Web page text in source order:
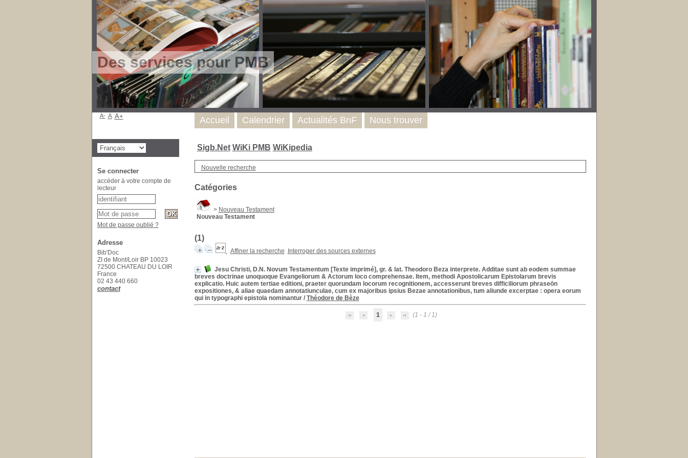
Des services pour PMB
Sigb.Net WiKi PMB WiKipedia
Nouvelle recherche
Catégories
> Nouveau Testament
Nouveau Testament
(1)
Affiner la recherche Interroger des sources externes
Jesu Christi, D.N. Novum Testamentum [Texte imprimé], gr. & lat. Theodoro Beza interprete. Additae sunt ab eodem summae
breves doctrinae unoquoque Evangeliorum & Actorum loco comprehensae. Item, methodi Apostolicarum Epistolarum brevis
explicatio. Huic autem tertiae editioni, praeter quorundam locorum recognitionem, accesserunt breves difficiliorum phraseōn
expositiones, & aliae quaedam annotatiunculae, cum ex majoribus ipsius Bezae annotationibus, tum aliunde excerptae : opera eorum
qui in typographi epistola nominantur/ Théodore de Bèze
1 (1 - 1 / 1)
Accueil Calendrier Actualités BnF Nous trouver
A- A A+
Se connecter
accéder à votre compte de
lecteur
Mot de passe oublié ?
Adresse
Bib'Doc
ZI de Mont/Loir BP 10023
72500 CHATEAU DU LOIR
France
02 43 440 660
contact